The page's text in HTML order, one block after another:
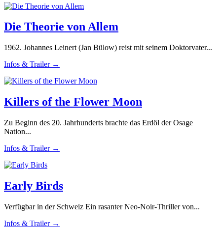
Die Theorie von Allem
1962. Johannes Leinert (Jan Bülow) reist mit seinem Doktorvater...
Infos & Trailer →
Killers of the Flower Moon
Zu Beginn des 20. Jahrhunderts brachte das Erdöl der Osage
Nation...
Infos & Trailer →
Early Birds
Verfügbar in der Schweiz Ein rasanter Neo-Noir-Thriller von...
Infos & Trailer →